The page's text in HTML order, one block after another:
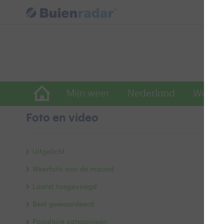
Mijn weer Nederland
Foto en video
Uitgelicht
Weerfoto van de maand
Laatst toegevoegd
Best gewaardeerd
Populaire categorieën